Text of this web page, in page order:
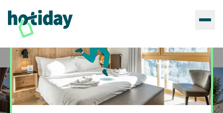
Home Hotels Hotiday Sauze Assietta